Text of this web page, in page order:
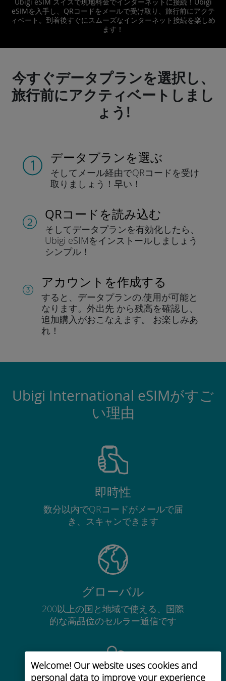
Welcome! Our website uses cookies and
personal data to improve your experience
eSIMを入手し、QRコードをメールで受け取り、旅行前にアクテ
ィベート。到着後すぐにスムーズなインターネット接続を楽しめ
ます！
今すぐデータプランを選択し、
旅行前にアクティベートしまし
ょう!
データプランを選ぶ
そしてメール経由でQRコードを受け
取りましょう！早い！
QRコードを読み込む
そしてデータプランを有効化したら、
Ubigi eSIMをインストールしま しょう
シンプル！
アカウントを作成する
すると、データプランの.使用が可能と
なります。 外出先 から残高を確認し、
追加購入がおこなえます。
お楽しみあ
れ！
Ubigi International eSIMがすご
い理由
即時性
数分以内でQRコードがメールで届
き、スキャンできます
グローバル
200以上の国と地域で使える、国際
的な高品位のセルラー通信です